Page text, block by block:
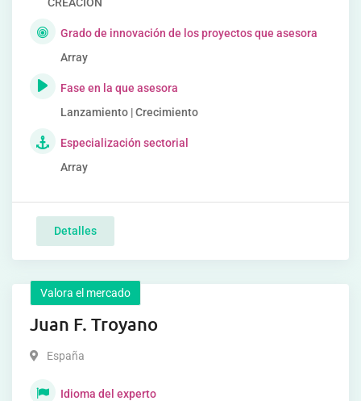
Grado de innovación de los proyectos que asesora
Array
Fase en la que asesora
Lanzamiento | Crecimiento
Especialización sectorial
Array
Detalles
Valora el mercado
Juan F. Troyano
España
Idioma del experto